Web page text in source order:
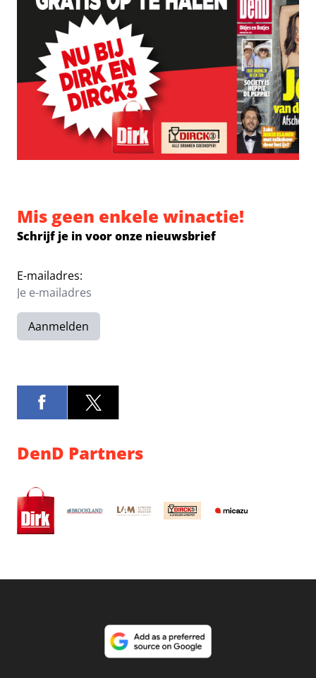
Mis geen enkele winactie!
Schrijf je in voor onze nieuwsbrief
E-mailadres:
Aanmelden
DenD Partners